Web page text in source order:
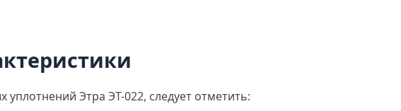
Этра ЭТ-022, следует отметить: